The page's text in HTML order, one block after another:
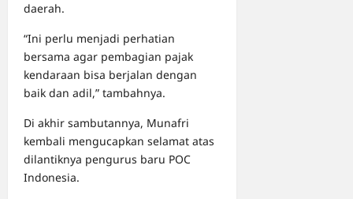
daerah.
“Ini perlu menjadi perhatian
bersama agar pembagian pajak
kendaraan bisa berjalan dengan
baik dan adil,” tambahnya.
Di akhir sambutannya, Munafri
kembali mengucapkan selamat atas
dilantiknya pengurus baru POC
Indonesia.